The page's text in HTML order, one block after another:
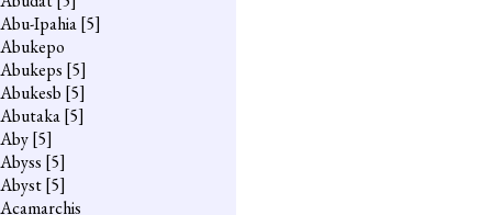
Abu-Ipahia[5]
Abukepo
Abukeps [5]
Abukesb [5]
Abutaka[5]
Aby[5]
Abyss [5]
Abyst[5]
Acamarchis